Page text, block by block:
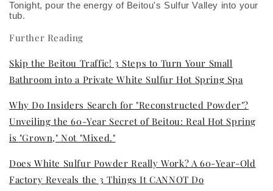
Tonight, pour the energy of Beitou's Sulfur Valley into your
tub.
Further Reading
Skip the Beitou Traffic! 3 Steps to Turn Your Small
Bathroom into a Private White Sulfur Hot Spring Spa
Why Do Insiders Search for "Reconstructed Powder"?
Unveiling the 60-Year Secret of Beitou: Real Hot Spring
is "Grown," Not "Mixed."
Does White Sulfur Powder Really Work? A 60-Year-Old
Factory Reveals the 3 Things It CANNOT Do